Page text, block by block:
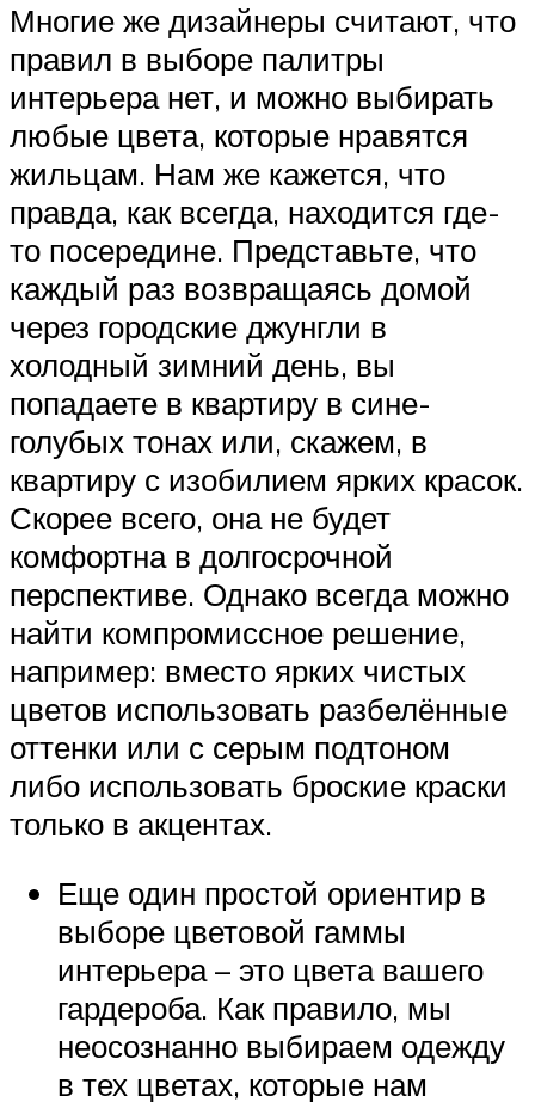
Многие же дизайнеры считают, что
правил в выборе палитры
интерьера нет, и можно выбирать
любые цвета, которые нравятся
жильцам. Нам же кажется, что
правда, как всегда, находится где-
то посередине. Представьте, что
каждый раз возвращаясь домой
через городские джунгли в
холодный зимний день, вы
попадаете в квартиру в сине-
голубых тонах или, скажем, в
квартиру с изобилием ярких красок.
Скорее всего, она не будет
комфортна в долгосрочной
перспективе. Однако всегда можно
найти компромиссное решение,
например: вместо ярких чистых
цветов использовать разбелённые
оттенки или с серым подтоном
либо использовать броские краски
только в акцентах.
Еще один простой ориентир в
выборе цветовой гаммы
интерьера – это цвета вашего
гардероба. Как правило, мы
неосознанно выбираем одежду
в тех цветах, которые нам